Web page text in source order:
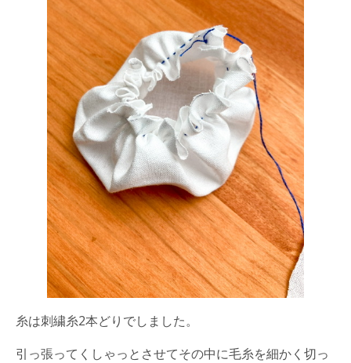
糸は刺繍糸2本どりでしました。
引っ張ってくしゃっとさせてその中に毛糸を細かく切っ